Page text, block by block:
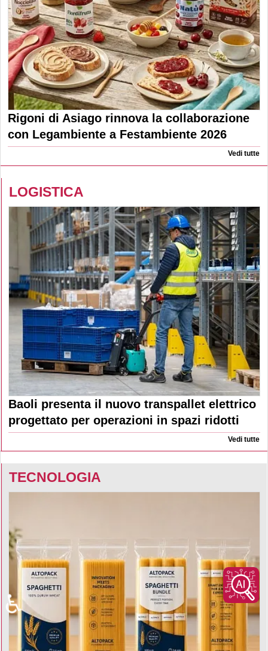
Rigoni di Asiago rinnova la collaborazione
con Legambiente a Festambiente 2026
Vedi tutte
LOGISTICA
Baoli presenta il nuovo transpallet elettrico
progettato per operazioni in spazi ridotti
Vedi tutte
TECNOLOGIA